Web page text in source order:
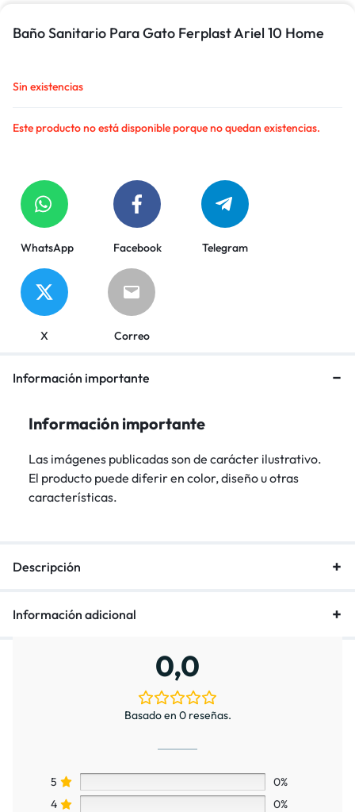
Baño Sanitario Para Gato Ferplast Ariel 10 Home
Sin existencias
Este producto no está disponible porque no quedan existencias.
WhatsApp Facebook Telegram
X Correo
Información importante
Información importante
Las imágenes publicadas son de carácter ilustrativo.
El producto puede diferir en color, diseño u otras
características.
Descripción
Información adicional
0,0
Basado en 0 reseñas.
5
0%
4
0%